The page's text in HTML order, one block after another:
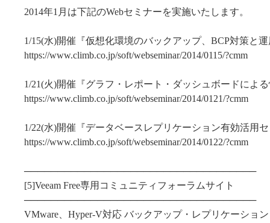
2014年1月は下記のWebセミナーを実施いたします。
1/15(水)開催『仮想化環境のバックアップ、BCP対策と
https://www.climb.co.jp/soft/webseminar/2014/0115/?cmm
1/21(火)開催『グラフ・レポート・ダッシュボードによ
https://www.climb.co.jp/soft/webseminar/2014/0121/?cmm
1/22(水)開催『データベースレプリケーション有効活用
https://www.climb.co.jp/soft/webseminar/2014/0122/?cmm
───────────────────────────────────
[5]Veeam Free専用コミュニティフォーラムサイト
───────────────────────────────────
VMware、Hyper-V対応 バックアップ・レプリケーショ